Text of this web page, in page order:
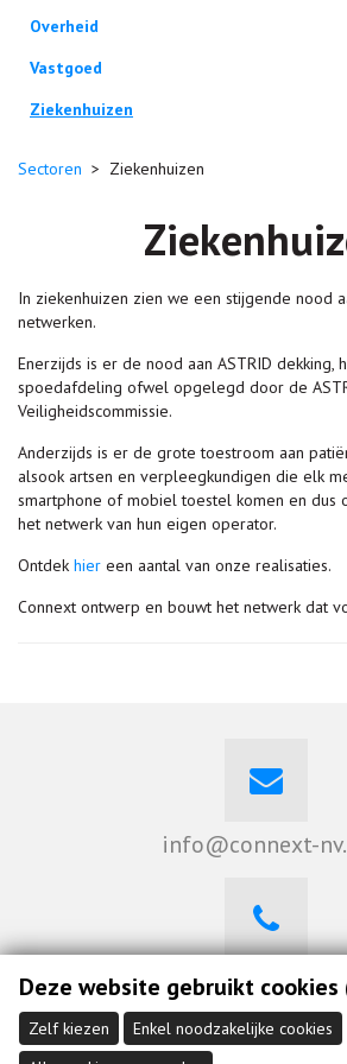
Overheid
Vastgoed
Ziekenhuizen
Sectoren > Ziekenhuizen
In ziekenhuizen zien we een stijgende nood
netwerken.
Enerzijds is er de nood aan ASTRID dekking,
spoedafdeling ofwel opgelegd door de
Veiligheidscommissie.
Anderzijds is er de grote toestroom aan
alsook artsen en verpleegkundigen die elk
smartphone of mobiel toestel komen en dus
het netwerk van hun eigen operator.
Ontdek hier een aantal van onze realisaties.
Connext ontwerp en bouwt het netwerk dat
Deze website gebruikt
Zelf kiezen
Enkel noodzakelijke cookies
info@connext-
0470 262 008